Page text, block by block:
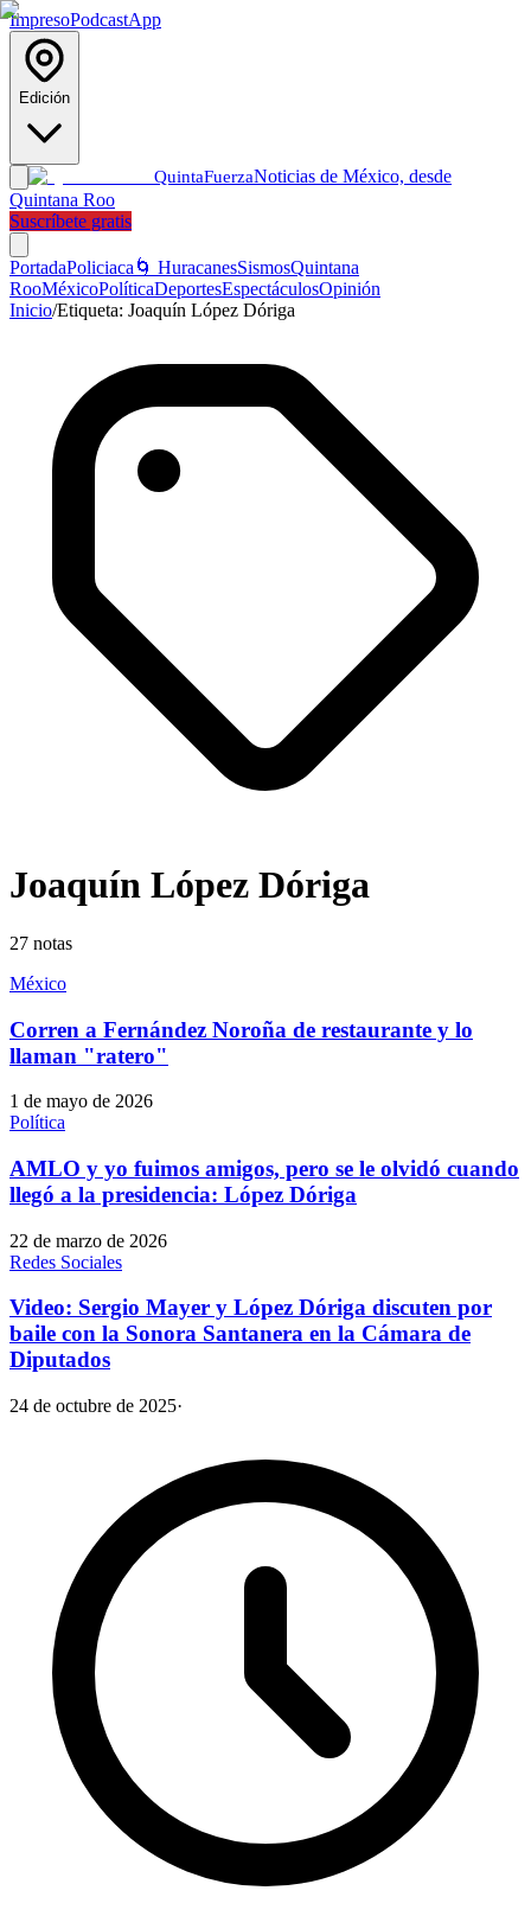
ImpresoPodcastApp
Edición
QuintaFuerzaNoticias de México, desde
Quintana Roo
Suscríbete gratis
PortadaPoliciaca 🌀 HuracanesSismosQuintana
RooMéxicoPolíticaDeportesEspectáculosOpinión
Inicio/Etiqueta: Joaquín López Dóriga
Joaquín López Dóriga
27 notas
México
Corren a Fernández Noroña de restaurante y lo
llaman "ratero"
1 de mayo de 2026
Política
AMLO y yo fuimos amigos, pero se le olvidó cuando
llegó a la presidencia: López Dóriga
22 de marzo de 2026
Redes Sociales
Video: Sergio Mayer y López Dóriga discuten por
baile con la Sonora Santanera en la Cámara de
Diputados
24 de octubre de 2025·